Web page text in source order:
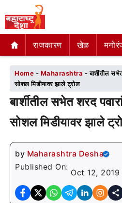
राजकारण खेळ
राजकारण खेळ
Home - Maharashtra -बार्शीतील
सोशल मिडीयावर झाले ट्रोल
बार्शीतील सभेत शरद
सोशल मिडीयावर झाले
by Maharashtra Desha
Published On:
Oct 12,